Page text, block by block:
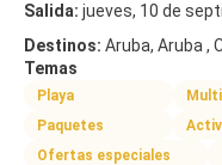
Salida: jueves, 10 de
Destinos: Aruba, Aruba ,
Temas
Playa
Paquetes
Ofertas especiales